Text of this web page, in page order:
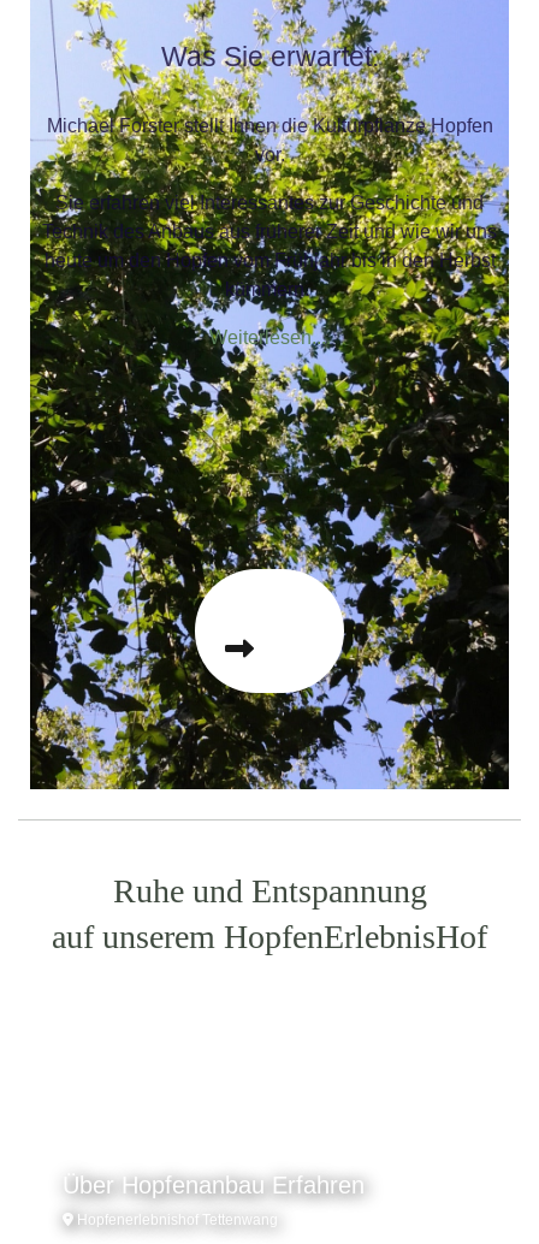
Was Sie erwartet:
Michael Forster stellt Ihnen die Kulturpflanze Hopfen
vor.
Sie erfahren viel Interessantes zur Geschichte und
Technik des Anbaus aus früherer Zeit und wie wir uns
heute um den Hopfen vom Frühjahr bis in den Herbst
kümmern.
Weiterlesen....
Ruhe und Entspannung
auf unserem HopfenErlebnisHof
Über Hopfenanbau Erfahren
Hopfenerlebnishof Tettenwang